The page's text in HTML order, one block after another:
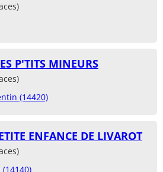
P'TITS MINEURS
(14420)
ENFANCE DE LIVAROT